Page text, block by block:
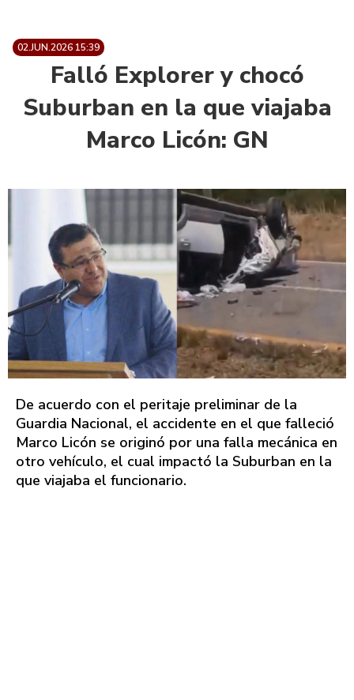
02.JUN.2026 15:39
Falló Explorer y chocó
Suburban en la que viajaba
Marco Licón: GN
De acuerdo con el peritaje preliminar de la
Guardia Nacional, el accidente en el que falleció
Marco Licón se originó por una falla mecánica en
otro vehículo, el cual impactó la Suburban en la
que viajaba el funcionario.